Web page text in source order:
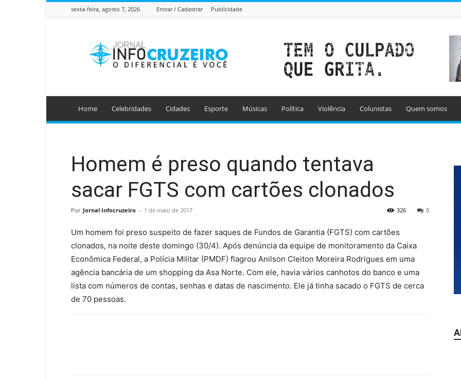
sexta-feira, agosto 7, 2026 Entrar / Cadastrar Publicidade
Info
Cruzeiro
Home Celebridades Cidades Esporte Músicas Política Violência Colunistas Quem somos
Homem é preso quando tentava
sacar FGTS com cartões clonados
Por Jornal Infocruzeiro - 1 de maio de 2017 0
326
Um homem foi preso suspeito de fazer saques de Fundos de Garantia (FGTS) com cartões
clonados, na noite deste domingo (30/4). Após denúncia da equipe de monitoramento da Caixa
Econômica Federal, a Polícia Militar (PMDF) flagrou Anilson Cleiton Moreira Rodrigues em uma
agência bancária de um shopping da Asa Norte. Com ele, havia vários canhotos do banco e uma
lista com números de contas, senhas e datas de nascimento. Ele já tinha sacado o FGTS de cerca
de 70 pessoas.